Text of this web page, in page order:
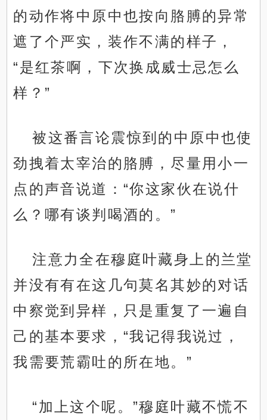
的动作将中原中也按向胳膊的异常
遮了个严实，装作不满的样子，
“是红茶啊，下次换成威士忌怎么
样？”
被这番言论震惊到的中原中也使
劲拽着太宰治的胳膊，尽量用小一
点的声音说道：“你这家伙在说什
么？哪有谈判喝酒的。”
注意力全在穆庭叶藏身上的兰堂
并没有有在这几句莫名其妙的对话
中察觉到异样，只是重复了一遍自
己的基本要求，“我记得我说过，
我需要荒霸吐的所在地。”
“加上这个呢。”穆庭叶藏不慌不